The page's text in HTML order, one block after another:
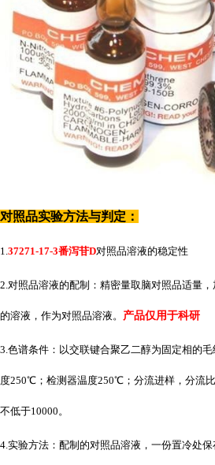
对照品实验方法与判定：
1.37271-17-3番泻苷D对照品溶液的稳定性
2.对照品溶液的配制：精密量取脑对照品适量
的溶液，作为对照品溶液。 产品仅用于科研
3.色谱条件：以交联键合聚乙二醇为固定相的
度250℃；检测器温度250℃；分流进样，分流
不低于10000。
4.实验方法：配制的对照品溶液，一份置冷处